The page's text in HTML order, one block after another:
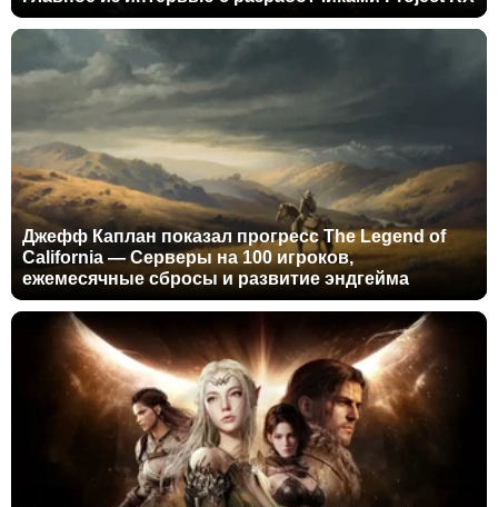
Джефф Каплан показал прогресс The Legend of
California — Серверы на 100 игроков,
ежемесячные сбросы и развитие эндгейма